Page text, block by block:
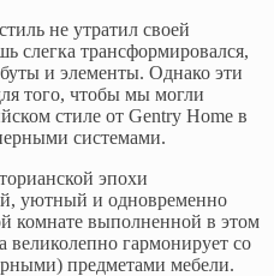
не утратил своей
слегка трансформировался,
и элементы. Однако эти
того, чтобы мы могли
стиле от Gentry Home в
системами.
эпохи
уютный и одновременно
комнате выполненной в этом
великолепно гармонирует со
предметами мебели.